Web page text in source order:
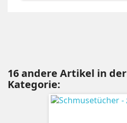
16 andere Artikel in
Kategorie: